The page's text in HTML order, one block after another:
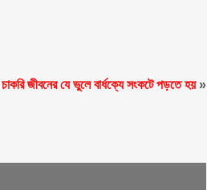
চাকরি জীবনের যে ভুলে বার্ধক্যে সংকটে পড়তে হয়»